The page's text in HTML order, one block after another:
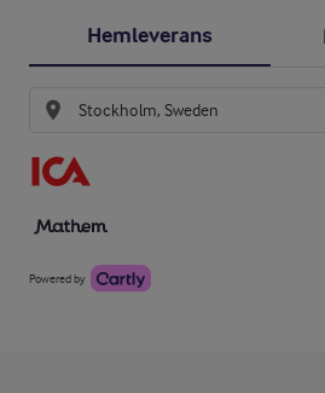
Hemleverans
Powered by